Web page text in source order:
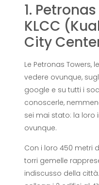
1.
KLCC
City
Le Petronas Towers,
vedere ovunque,
google e su tutti i
conoscerle,
sei mai stato: la
ovunque.
Con i loro 450 metri
torri gemelle
indiscusso della